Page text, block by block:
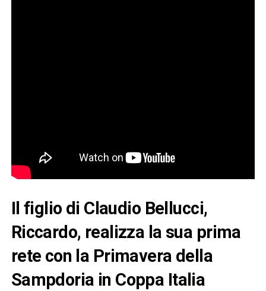
Il figlio di Claudio Bellucci,
Riccardo, realizza la sua prima
rete con la Primavera della
Sampdoria in Coppa Italia